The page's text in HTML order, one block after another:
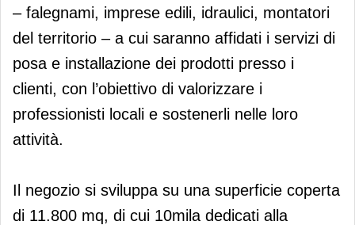
– falegnami, imprese edili, idraulici, montatori
del territorio – a cui saranno affidati i servizi di
posa e installazione dei prodotti presso i
clienti, con l’obiettivo di valorizzare i
professionisti locali e sostenerli nelle loro
attività.
Il negozio si sviluppa su una superficie coperta
di 11.800 mq, di cui 10mila dedicati alla